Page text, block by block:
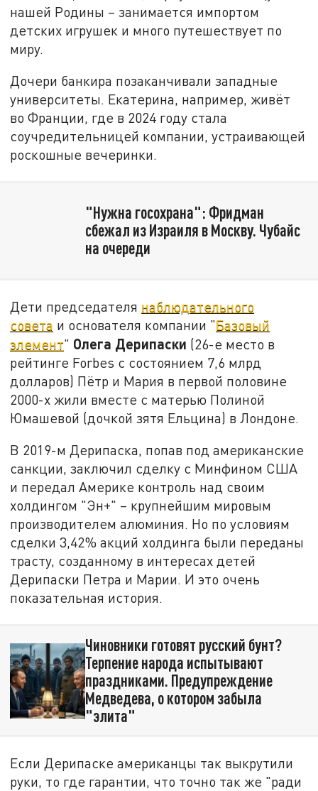
нашей Родины – занимается импортом
детских игрушек и много путешествует по
миру.
Дочери банкира позаканчивали западные
университеты. Екатерина, например, живёт
во Франции, где в 2024 году стала
соучредительницей компании, устраивающей
роскошные вечеринки.
"Нужна госохрана": Фридман
сбежал из Израиля в Москву. Чубайс
на очереди
Дети председателя наблюдательного
совета и основателя компании "Базовый
элемент" Олега Дерипаски (26-е место в
рейтинге Forbes с состоянием 7,6 млрд
долларов) Пётр и Мария в первой половине
2000-х жили вместе с матерью Полиной
Юмашевой (дочкой зятя Ельцина) в Лондоне.
В 2019-м Дерипаска, попав под американские
санкции, заключил сделку с Минфином США
и передал Америке контроль над своим
холдингом "Эн+" – крупнейшим мировым
производителем алюминия. Но по условиям
сделки 3,42% акций холдинга были переданы
трасту, созданному в интересах детей
Дерипаски Петра и Марии. И это очень
показательная история.
Чиновники готовят русский бунт?
Терпение народа испытывают
праздниками. Предупреждение
Медведева, о котором забыла
"элита"
Если Дерипаске американцы так выкрутили
руки, то где гарантии, что точно так же "ради